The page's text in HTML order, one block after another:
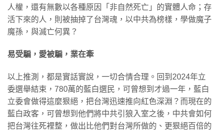
人權，還有無數以各種原因「非自然死亡」的實體人命；存
活下來的人，則被抽掉了台灣魂，以中共為榜樣，學做魔子
魔孫，與滅亡何異？
易受騙，愛被騙，業在牽
以上推測，都是實話實說，一切合情合理。回到2024年立
委選舉結束，780萬的藍白選民，可曾想到才過一年，藍白
立委會做得這麼狠絕，把台灣迅速推向紅色深淵？而現在的
藍白政客，可曾想到他們將中共引狼入室之後，中共會如何
把台灣往死裡整，做出比他們對台灣所做的、更狠絕百倍的